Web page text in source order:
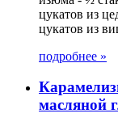
цукатов из
цукатов из
подробнее »
масляной